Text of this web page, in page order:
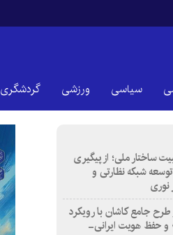
سیاسی ورزشی گردشگری
ساختار ملی؛ از پیگیری
شبکه نظارتی و
جامع کاشان با رویکرد
و حفظ هویت ایرانی-